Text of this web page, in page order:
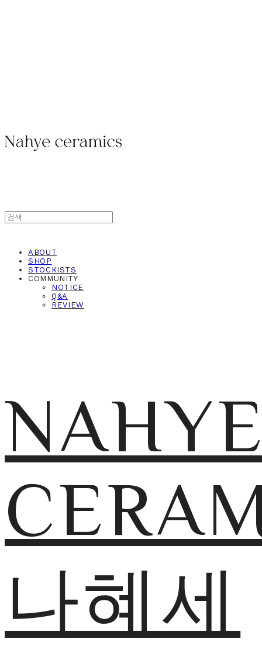
ABOUT
SHOP
STOCKISTS
COMMUNITY
NOTICE
Q&A
REVIEW
나혜세